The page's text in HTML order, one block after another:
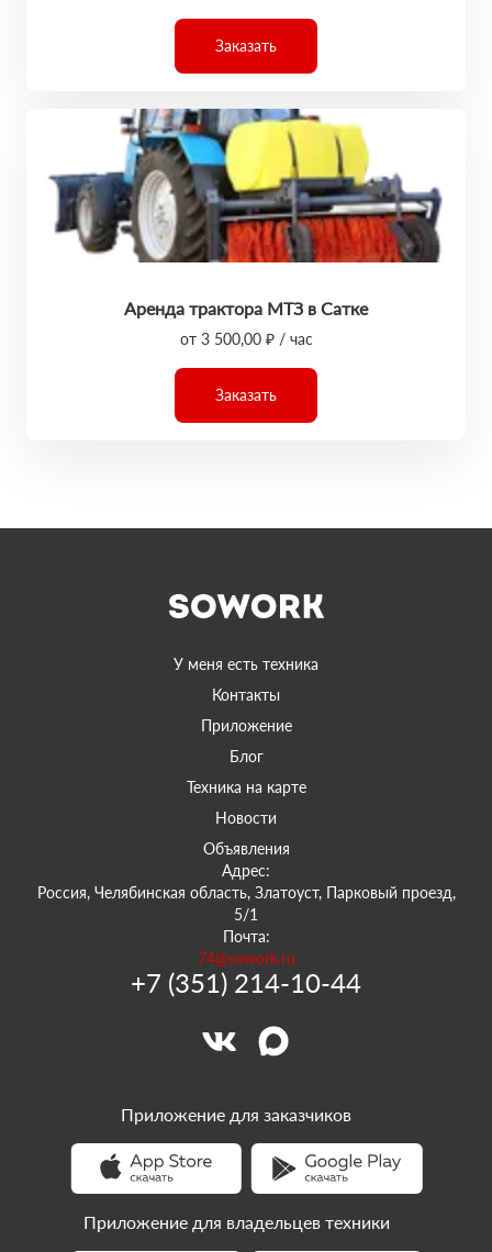
Заказать
Аренда трактора МТЗ в Сатке
от 3 500,00 ₽ / час
Заказать
У меня есть техника
Контакты
Приложение
Блог
Техника на карте
Новости
Объявления
Адрес:
Россия, Челябинская область, Златоуст, Парковый проезд,
5/1
Почта:
74@sowork.ru
+7 (351) 214-10-44
Приложение для заказчиков
Приложение для владельцев техники